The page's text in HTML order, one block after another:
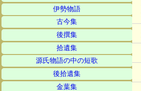
伊勢物語
古今集
後撰集
拾遺集
源氏物語の中の短歌
後拾遺集
金葉集